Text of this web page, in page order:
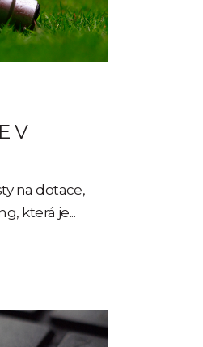
V
na dotace,
která je...